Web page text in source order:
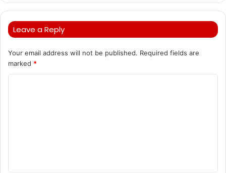
Leave a Reply
Your email address will not be published. Required fields are
marked *